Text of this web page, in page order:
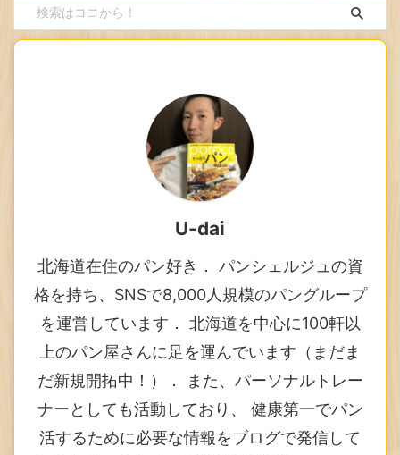
U-dai
北海道在住のパン好き． パンシェルジュの資
格を持ち、SNSで8,000人規模のパングループ
を運営しています． 北海道を中心に100軒以
上のパン屋さんに足を運んでいます（まだま
だ新規開拓中！）． また、パーソナルトレー
ナーとしても活動しており、 健康第一でパン
活するために必要な情報をブログで発信して